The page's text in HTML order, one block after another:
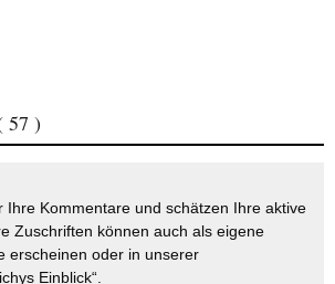
57 )
Ihre Kommentare und schätzen Ihre aktive
Zuschriften können auch als eigene
erscheinen oder in unserer
Einblick“.